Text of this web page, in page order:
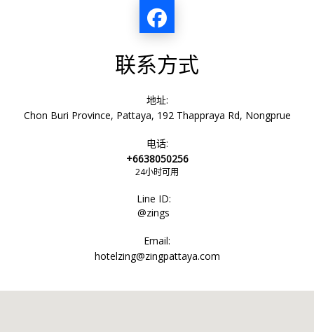
联系方式
地址:
Chon Buri Province, Pattaya, 192 Thappraya Rd, Nongprue
电话:
+6638050256
24小时可用
Line ID:
@zings
Email:
hotelzing@zingpattaya.com